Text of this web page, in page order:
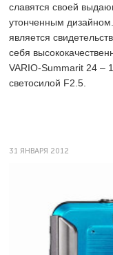
славятся своей
утонченным
является
себя
VARIO-Summarit 24 –
светосилой F2.5.
31 ЯНВАРЯ 2012